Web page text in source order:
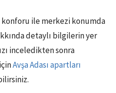
konforu ile merkezi konumda
detaylı bilgilerin yer
inceledikten sonra
Avşa Adası apartları